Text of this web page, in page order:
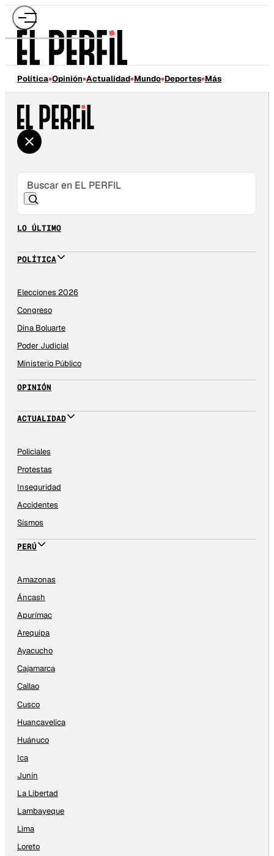
Política Opinión Actualidad Mundo Deportes Más
LO ÚLTIMO
POLÍTICA
Elecciones 2026
Congreso
Dina Boluarte
Poder Judicial
Ministerio Público
OPINIÓN
ACTUALIDAD
Policiales
Protestas
Inseguridad
Accidentes
Sismos
PERÚ
Amazonas
Áncash
Apurímac
Arequipa
Ayacucho
Cajamarca
Callao
Cusco
Huancavelica
Huánuco
Ica
Junín
La Libertad
Lambayeque
Lima
Loreto